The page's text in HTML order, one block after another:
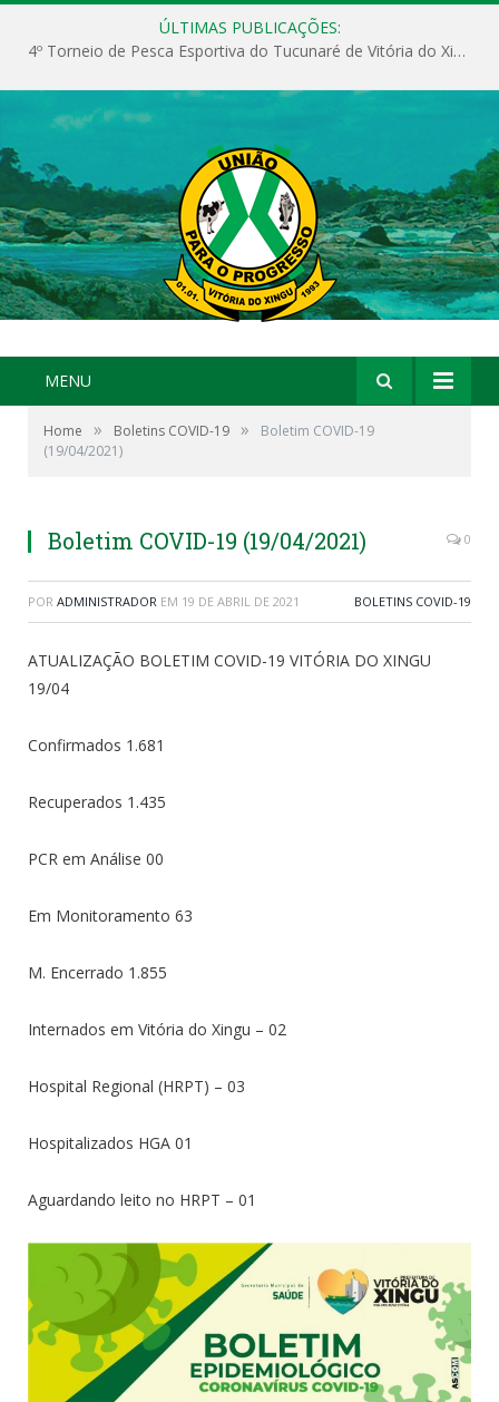
ÚLTIMAS PUBLICAÇÕES:
4º Torneio de Pesca Esportiva do Tucunaré de Vitória do Xingu
MENU
Home » Boletins COVID-19 »
Boletim COVID-19
(19/04/2021)
Boletim COVID-19 (19/04/2021) 0
POR ADMINISTRADOR EM 19 DE ABRIL DE 2021 BOLETINS COVID-19
ATUALIZAÇÃO BOLETIM COVID-19 VITÓRIA DO XINGU
19/04
Confirmados 1.681
Recuperados 1.435
PCR em Análise 00
Em Monitoramento 63
M. Encerrado 1.855
Internados em Vitória do Xingu – 02
Hospital Regional (HRPT) – 03
Hospitalizados HGA 01
Aguardando leito no HRPT – 01